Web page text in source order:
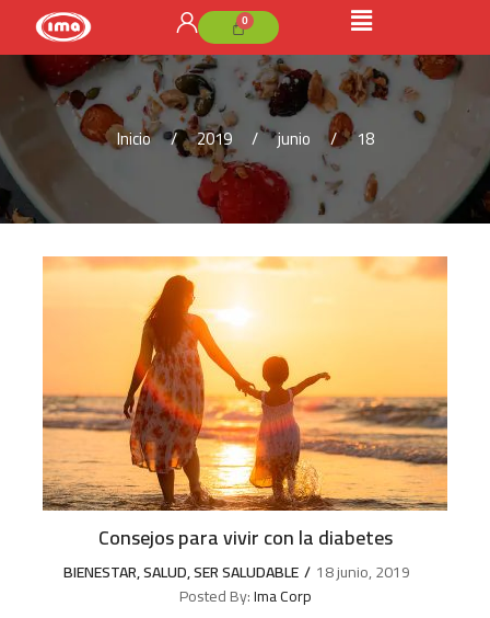
Inicio 2019 junio 18
Consejos para vivir con la diabetes
BIENESTAR,SALUD,SER SALUDABLE
18 junio, 2019
Posted By:Ima Corp